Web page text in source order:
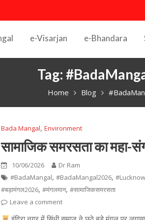
e-Visarjan e-Bhandara
Tag:
Home Blog
Bada Mangal, Environment
सामाजिक समरसता का महा-
10/06/2026
Dr Ram
#BadaMangal, #BadaMangal2026,
#बड़ामंगल2026, #मंगलमान, #सामाजिकसमरसता
Leave a comment